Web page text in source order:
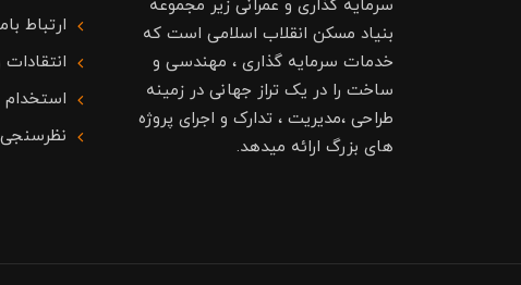
سرمایه گذاری و عمرانی زیر مجموعه
بنیاد مسکن انقلاب اسلامی است که
خدمات سرمایه گذاری ، مهندسی و
ساخت را در یک تراز جهانی در زمینه
طراحی ،مدیریت ، تدارک و اجرای پروژه
های بزرگ ارائه میدهد.
ارتباط
استخدام